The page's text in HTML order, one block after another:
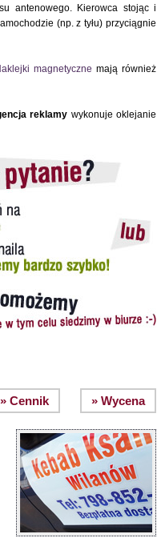
antenowego. Kierowca stojąc i
(np. z tyłu) przyciągnie
magnetyczne mają również
reklamy wykonuje oklejanie
» Wycena
» Cennik